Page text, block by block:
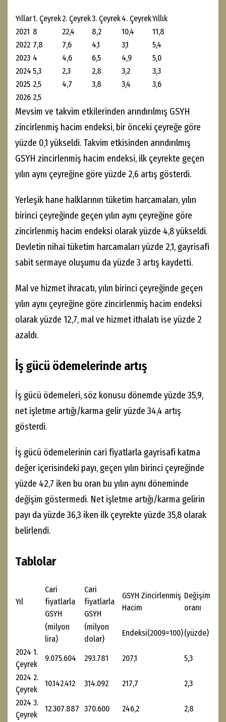
Yıllar1. Çeyrek2. Çeyrek3. Çeyrek4. ÇeyrekYıllık
2021 8 22,4 8,2 10,4
11,8
2022 7,8 7,6 4,1 3,1
5,4
2023 4 4,6 6,5 4,9
5,0
2024 5,3 2,3 2,8 3,2
3,3
2025 2,5 4,7 3,8 3,4
3,6
2026 2,5
Mevsim ve takvim etkilerinden arındırılmış GSYH
zincirlenmiş hacim endeksi, bir önceki çeyreğe göre
yüzde 0,1 yükseldi. Takvim etkisinden arındırılmış
GSYH zincirlenmiş hacim endeksi, ilk çeyrekte geçen
yılın aynı çeyreğine göre yüzde 2,6 artış gösterdi.
Yerleşik hane halklarının tüketim harcamaları, yılın
birinci çeyreğinde geçen yılın aynı çeyreğine göre
zincirlenmiş hacim endeksi olarak yüzde 4,8 yükseldi.
Devletin nihai tüketim harcamaları yüzde 2,1, gayrisafi
sabit sermaye oluşumu da yüzde 3 artış kaydetti.
Mal ve hizmet ihracatı, yılın birinci çeyreğinde geçen
yılın aynı çeyreğine göre zincirlenmiş hacim endeksi
olarak yüzde 12,7, mal ve hizmet ithalatı ise yüzde 2
azaldı.
İş gücü ödemelerinde artış
İş gücü ödemeleri, söz konusu dönemde yüzde 35,9,
net işletme artığı/karma gelir yüzde 34,4 artış
gösterdi.
İş gücü ödemelerinin cari fiyatlarla gayrisafi katma
değer içerisindeki payı, geçen yılın birinci çeyreğinde
yüzde 42,7 iken bu oran bu yılın aynı döneminde
değişim göstermedi. Net işletme artığı/karma gelirin
payı da yüzde 36,3 iken ilk çeyrekte yüzde 35,8 olarak
belirlendi.
Tablolar
Yıl
Cari
fiyatlarla
GSYH
Cari
fiyatlarla
GSYH
GSYH Zincirlenmiş
Hacim
Değişim
oranı
(milyon
lira)
(milyon
dolar)
Endeksi(2009=100)(yüzde)
2024 1.
Çeyrek
9.075.604 293.781 207,1
5,3
2024 2.
Çeyrek
10.142.412 314.092 217,7
2,3
2024 3.
Çeyrek
12.307.887 370.600 246,2
2,8